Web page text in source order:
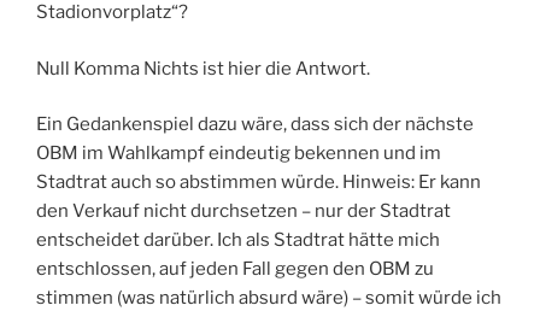
Stadionvorplatz“?
Null Komma Nichts ist hier die Antwort.
Ein Gedankenspiel dazu wäre, dass sich der nächste
OBM im Wahlkampf eindeutig bekennen und im
Stadtrat auch so abstimmen würde. Hinweis: Er kann
den Verkauf nicht durchsetzen – nur der Stadtrat
entscheidet darüber. Ich als Stadtrat hätte mich
entschlossen, auf jeden Fall gegen den OBM zu
stimmen (was natürlich absurd wäre) – somit würde ich